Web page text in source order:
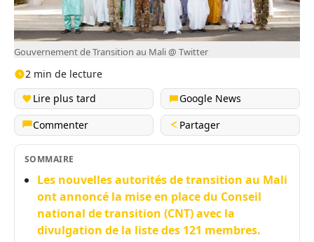
Gouvernement de Transition au Mali @ Twitter
2 min de lecture
Lire plus tard
Google News
Commenter
Partager
SOMMAIRE
Les nouvelles autorités de transition au Mali
ont annoncé la mise en place du Conseil
national de transition (CNT) avec la
divulgation de la liste des 121 membres.